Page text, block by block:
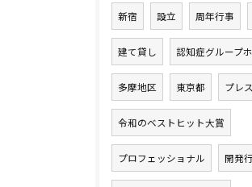
新宿 設立 周年行事
建て貸し 認知症グループ
多摩地区 東京都 プレ
令和のベストヒット大賞
プロフェッショナル 開発